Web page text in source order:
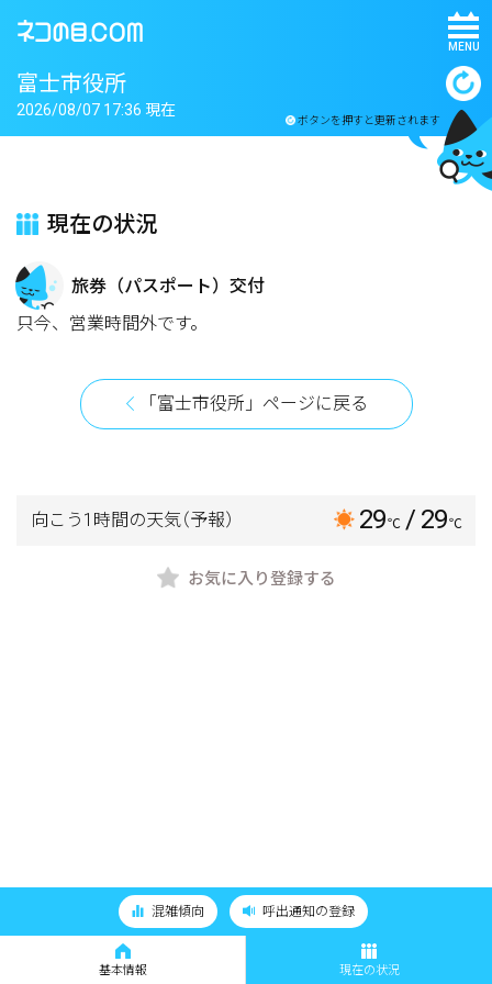
MENU
富士市役所
ボタンを押すと更新されます
2026/08/07 17:36 現在
現在の状況
旅券（パスポート）交付
只今、営業時間外です。
「富士市役所」ページに戻る
向こう1時間の天気（予報） 29℃ / 29℃
お気に入り登録する
混雑傾向 呼出通知の登録
基本情報 現在の状況